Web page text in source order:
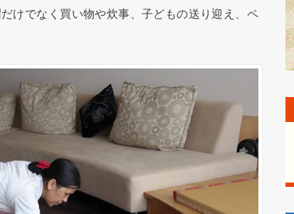
けでなく買い物や炊事、子どもの送り迎え、ペ